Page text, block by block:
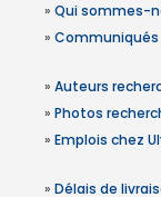
» Qui sommes-
» Communiqués
» Auteurs
» Photos
» Emplois chez
» Délais de